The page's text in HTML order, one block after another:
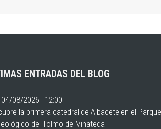
ENTRADAS DEL BLOG
04/08/2026 - 12:00
la primera catedral de Albacete en el Parque
del Tolmo de Minateda